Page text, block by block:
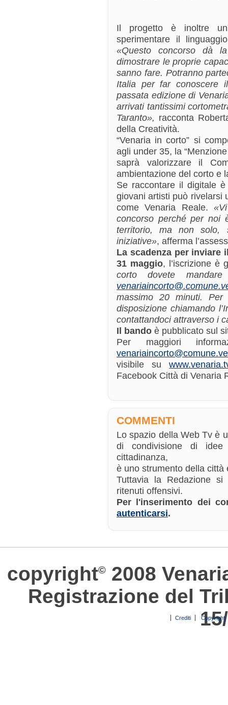
Il progetto è inoltre
sperimentare il
«Questo concorso dà
dimostrare le proprie
sanno fare. Potranno
Italia per far conoscere
passata edizione di
arrivati tantissimi
Taranto», racconta
della Creatività.
“Venaria in corto” si
agli under 35, la
saprà valorizzare il
ambientazione del corto e
Se raccontare il digitale
giovani artisti può rivelarsi
come Venaria Reale.
concorso perché per noi
territorio, ma non solo,
iniziative», afferma
La scadenza per
31 maggio, l’iscrizione è
corto dovete
massimo 20 minuti. Per
disposizione chiamando
contattandoci attraverso i
Il bando è pubblicato sul
Per maggiori
visibile su
Facebook Città di Venaria
COMMENTI
Lo spazio della Web Tv è
di condivisione di
cittadinanza,
è uno strumento della città
Tuttavia la Redazione
ritenuti offensivi.
Per l'inserimento dei
autenticarsi.
copyright© 2008
Registrazione del
Crediti Copyright